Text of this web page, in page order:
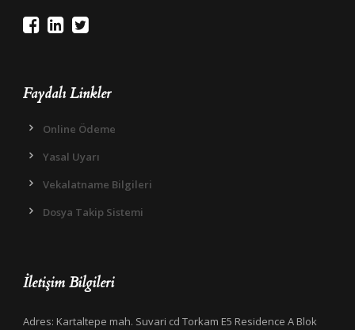
Faydalı Linkler
Online Ödeme
Yasal Uyarı
Vekalatname Bilgileri
Dosya Takip Sistemi
İletişim Bilgileri
Adres: Kartaltepe mah. Suvari cd Torkam E5 Residence A Blok